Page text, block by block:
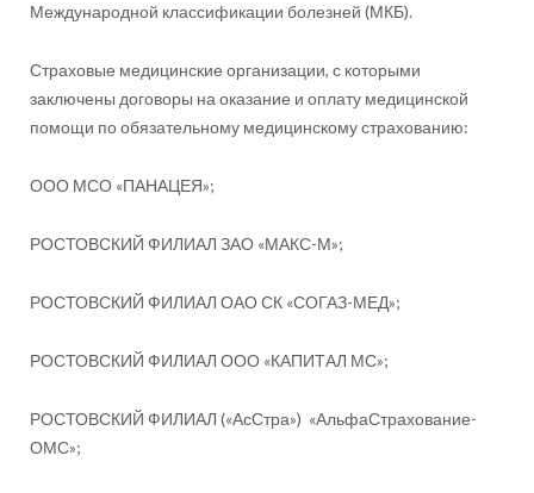
Международной классификации болезней (МКБ).
Страховые медицинские организации, с которыми
заключены договоры на оказание и оплату медицинской
помощи по обязательному медицинскому страхованию:
ООО МСО «ПАНАЦЕЯ»;
РОСТОВСКИЙ ФИЛИАЛ ЗАО «МАКС-М»;
РОСТОВСКИЙ ФИЛИАЛ ОАО СК «СОГАЗ-МЕД»;
РОСТОВСКИЙ ФИЛИАЛ ООО «КАПИТАЛ МС»;
РОСТОВСКИЙ ФИЛИАЛ («АсСтра») «АльфаСтрахование-
ОМС»;